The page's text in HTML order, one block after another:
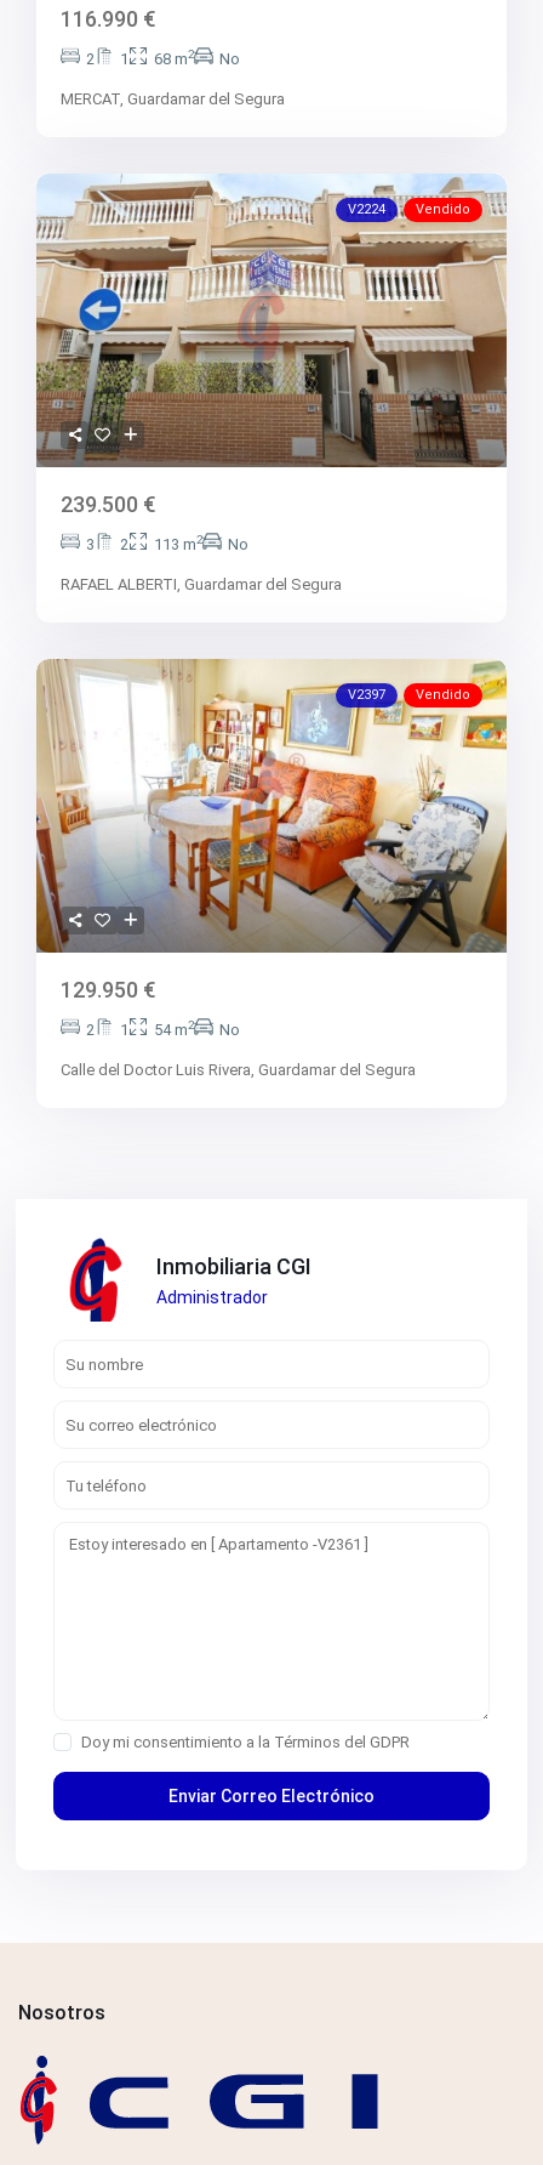
V2769
V2770
V2771
V2772
V2780
V2783
V2784
V2785
V2787
V2788
V2789
V2790
V2791
V2792
V2794
V2796
V2799
V2800
116.990 €
2 1 68 m2 No
MERCAT,Guardamar del Segura
V2224 Vendido
239.500 €
3 2 113 m2 No
RAFAEL ALBERTI,Guardamar del Segura
V2397 Vendido
129.950 €
2 1 54 m2 No
Calle del Doctor Luis Rivera,Guardamar del Segura
Inmobiliaria CGI
Administrador
Doy mi consentimiento a la Términos del GDPR
Nosotros